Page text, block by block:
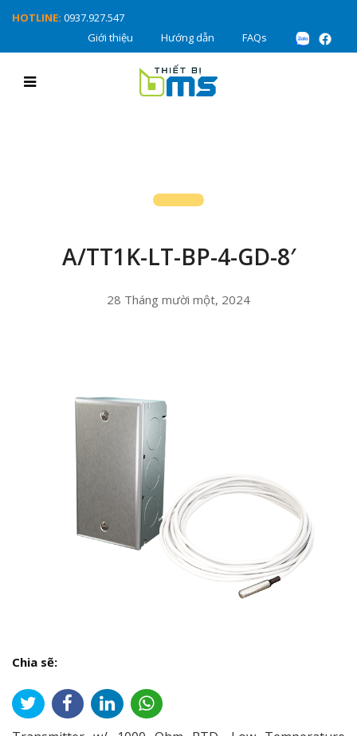
HOTLINE: 0937.927.547
Giới thiệu
Hướng dẫn FAQs
A/TT1K-LT-BP-4-GD-8′
28 Tháng mười một, 2024
Chia sẽ: